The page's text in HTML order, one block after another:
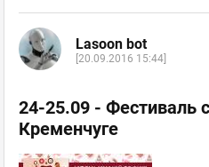
Lasoon bot
[20.09.2016 15:44]
24-25.09 - Фестиваль
Кременчуге